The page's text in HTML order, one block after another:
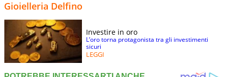
Gioielleria Delfino
Investire in oro
L’oro torna protagonista tra gli investimenti
sicuri
LEGGI